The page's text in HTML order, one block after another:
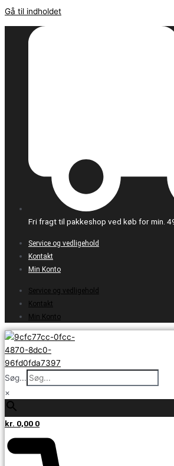
Gå til indholdet
Fri fragt til pakkeshop ved køb for min.
Service og vedligehold
Kontakt
Min Konto
Service og vedligehold
Kontakt
Min Konto
Søg...
×
kr. 0,00 0